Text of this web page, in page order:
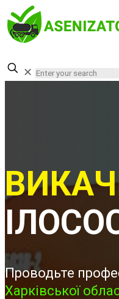
✕
Проводьте
Харківської